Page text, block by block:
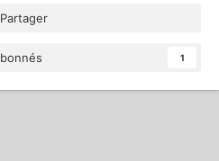
Partager
1